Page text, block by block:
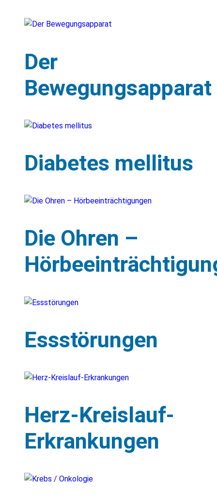
Der
Bewegungsapparat
Diabetes mellitus
Die Ohren –
Essstörungen
Herz-Kreislauf-
Erkrankungen